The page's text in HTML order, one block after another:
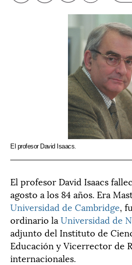
El profesor David Isaacs.
El profesor David Isaacs
agosto a los 84 años. Era
Universidad de Cambridge,
ordinario la Universidad de
adjunto del Instituto de
Educación y Vicerrector de
internacionales.